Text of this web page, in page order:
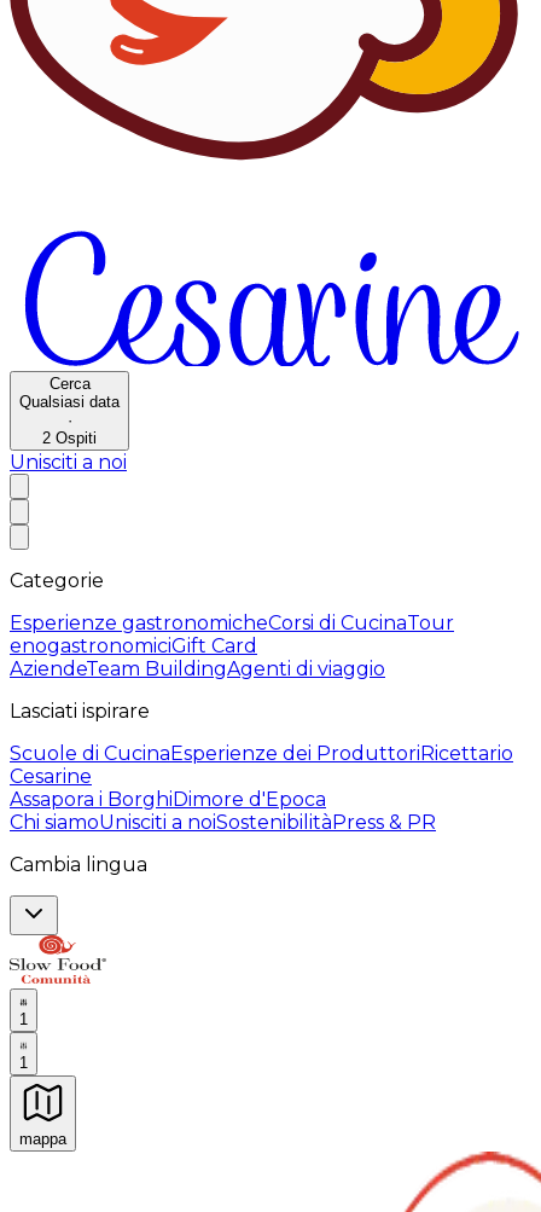
Cerca
Qualsiasi data
·
2 Ospiti
Unisciti a noi
Categorie
Esperienze gastronomicheCorsi di CucinaTour
enogastronomiciGift Card
AziendeTeam BuildingAgenti di viaggio
Lasciati ispirare
Scuole di CucinaEsperienze dei ProduttoriRicettario
Cesarine
Assapora i BorghiDimore d'Epoca
Chi siamoUnisciti a noiSostenibilitàPress & PR
Cambia lingua
1
1
mappa
Esperienze culinarie indimenticabili: Esperienze